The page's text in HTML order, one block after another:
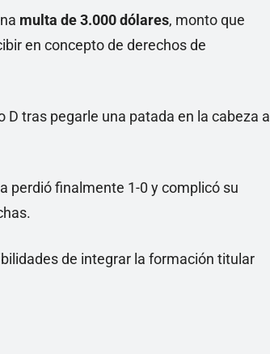
multa de 3.000 dólares, monto que
en concepto de derechos de
D tras pegarle una patada en la cabeza a
perdió finalmente 1-0 y complicó su
de integrar la formación titular